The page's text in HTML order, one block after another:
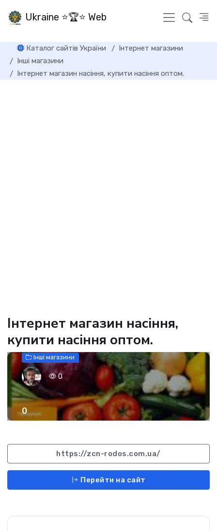
Ukraine ⭐🏆⭐ Web
Каталог сайтів України
Інтернет магазини
Інші магазини
Інтернет магазин насіння, купити насіння оптом.
Інтернет магазин насіння,
купити насіння оптом.
Інші магазини
0
0
https://zcn-rodos.com.ua/
Перейти на сайт